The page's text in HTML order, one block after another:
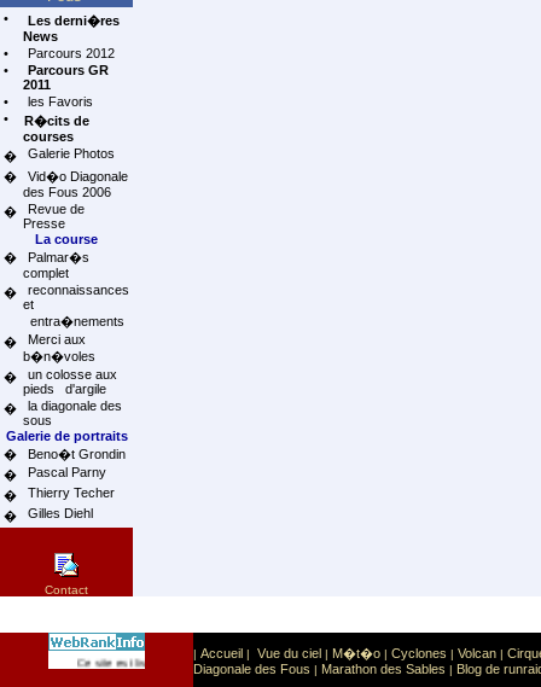
•
Les derni�res
News
•
Parcours 2012
•
Parcours GR
2011
•
les Favoris
•
R�cits de
courses
�
Galerie Photos
�
Vid�o Diagonale
des Fous 2006
�
Revue de
Presse
La course
�
Palmar�s
complet
�
reconnaissances
et
entra�nements
�
Merci aux
b�n�voles
�
un colosse aux
pieds d'argile
�
la diagonale des
sous
Galerie de portraits
�
Beno�t Grondin
�
Pascal Parny
�
Thierry Techer
�
Gilles Diehl
Contact
Ce site est list� dans la cat�gorie Sport: Sports extr�mes
| Accueil | Vue du ciel | M�t�o | Cyclones | Volcan |
Diagonale des Fous | Marathon des Sables | Blog de